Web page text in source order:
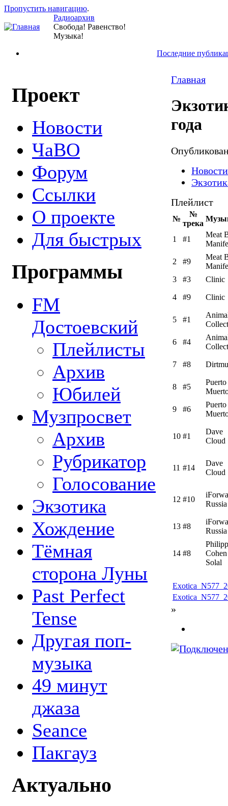
Пропустить навигацию.
Радиоархив
Свобода! Равенство!
Музыка!
Последние
Проект
Новости
ЧаВО
Форум
Ссылки
О проекте
Для быстрых
Программы
FM
Достоевский
Плейлисты
Архив
Юбилей
Музпросвет
Архив
Рубрикатор
Голосование
Экзотика
Хождение
Тёмная
сторона Луны
Past Perfect
Tense
Другая поп-
музыка
49 минут
джаза
Seance
Пакгауз
Актуально
Главная
года
Новости
Плейлист
№
№
трека
1 #1
Meat
2 #9
Meat
3
#3 Clinic
4 #9 Clinic
5 #1
6 #4
7 #8
8 #5
Puerto
9 #6
Puerto
10 #1
Dave
Cloud
11 #14
Dave
Cloud
12 #10
13 #8
14 #8
Cohen
Solal
»